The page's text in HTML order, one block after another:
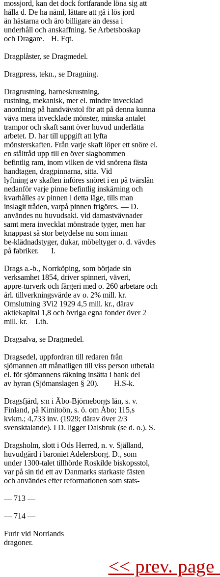
mossjord, kan det dock fortfarande löna sig att
hålla d. De ha näml, lättare att gå i lös jord
än hästarna och äro billigare än dessa i
underhåll och anskaffning. Se Arbetsboskap
och Dragare.	H. Fqt.
Dragplåster, se Dragmedel.
Dragpress, tekn., se Dragning.
Dragrustning, harneskrustning,
rustning, mekanisk, mer el. mindre invecklad
anordning på handvävstol för att på denna kunna
väva mera invecklade mönster, minska antalet
trampor och skaft samt över huvud underlätta
arbetet. D. har till uppgift att lyfta
mönsterskaften. Från varje skaft löper ett snöre el.
en ståltråd upp till en över slagbommen
befintlig ram, inom vilken de vid snörena fästa
handtagen, dragpinnarna, sitta. Vid
lyftning av skaften införes snöret i en på tvärslån
nedanför varje pinne befintlig inskärning och
kvarhålles av pinnen i detta läge, tills man
inslagit tråden, varpå pinnen frigöres. — D.
användes nu huvudsaki. vid damastvävnader
samt mera invecklat mönstrade tyger, men har
knappast så stor betydelse nu som innan
be-klädnadstyger, dukar, möbeltyger o. d. vävdes
på fabriker.	I.
Drags a.-b., Norrköping, som började sin
verksamhet 1854, driver spinneri, väveri,
appre-turverk och färgeri med o. 260 arbetare och
årl. tillverkningsvärde av o. 2% mill. kr.
Omslutning 3Vi2 1929 4,5 mill. kr., därav
aktiekapital 1,8 och övriga egna fonder över 2
mill. kr.	Lth.
Dragsalva, se Dragmedel.
Dragsedel, uppfordran till redaren från
sjömannen att månatligen till viss person utbetala
el. för sjömannens räkning insätta i bank del
av hyran (Sjömanslagen § 20).	H.S-k.
Dragsfjärd, s:n i Äbo-Björneborgs län, s. v.
Finland, på Kimitoön, s. ö. om Åbo; 115,s
kvkm.; 4,733 inv. (1929; därav över 2/3
svensktalande). I D. ligger Dalsbruk (se d. o.). S.
Dragsholm, slott i Ods Herred, n. v. Själland,
huvudgård i baroniet Adelersborg. D., som
under 1300-talet tillhörde Roskilde biskopsstol,
var på sin tid ett av Danmarks starkaste fästen
och användes efter reformationen som stats-
— 713 —
— 714 —
Furir vid Norrlands
<< prev.